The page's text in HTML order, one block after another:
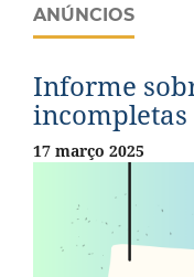
ANÚNCIOS
Informe
incompletas
17 março 2025